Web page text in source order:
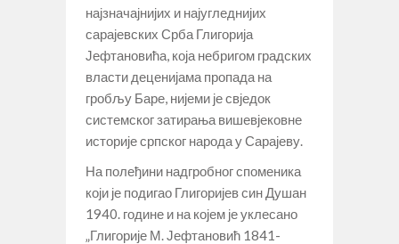
најзначајнијих и најугледнијих
сарајевских Срба Глигорија
Јефтановића, која небригом градских
власти деценијама пропада на
гробљу Баре, нијеми је свједок
системског затирања вишевјековне
историје српског народа у Сарајеву.
На полеђини надгробног споменика
који је подигао Глигоријев син Душан
1940. године и на којем је уклесано
„Глигорије М. Јефтановић 1841-